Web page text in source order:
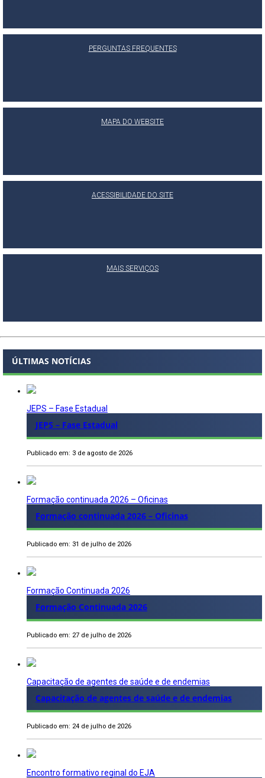
PERGUNTAS FREQUENTES
MAPA DO WEBSITE
ACESSIBILIDADE DO SITE
MAIS SERVIÇOS
ÚLTIMAS NOTÍCIAS
JEPS – Fase Estadual
JEPS – Fase Estadual
Publicado em: 3 de agosto de 2026
Formação continuada 2026 – Oficinas
Formação continuada 2026 – Oficinas
Publicado em: 31 de julho de 2026
Formação Continuada 2026
Formação Continuada 2026
Publicado em: 27 de julho de 2026
Capacitação de agentes de saúde e de endemias
Capacitação de agentes de saúde e de endemias
Publicado em: 24 de julho de 2026
Encontro formativo reginal do EJA